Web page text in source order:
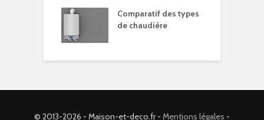
Comparatif des types
de chaudière
© 2013-2026 - Maison-et-deco.fr - Mentions légales -